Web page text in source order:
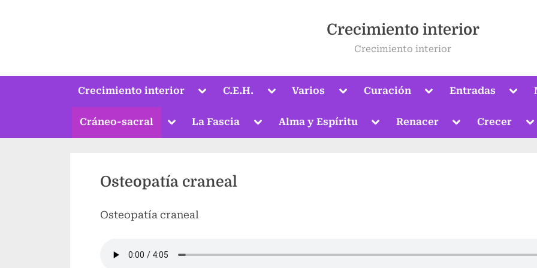
Crecimiento interior
Crecimiento interior
Crecimiento interior
Alternar
C.E.H.
Alternar
submenú
Alternar
Varios
AlternarCuración
AlternarEntradas
Cráneo-sacral
AlternarLa Fascia
AlternarAlma y Espíritu
AlternarRenacer
Alternar
Crecer
Osteopatía craneal
Osteopatía craneal